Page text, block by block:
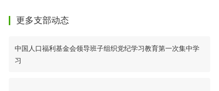
更多支部动态
中国人口福利基金会领导班子组织党纪学习教育第一次集中学
习